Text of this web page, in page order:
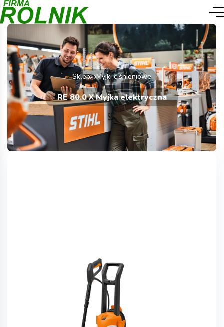
Sklep Myjki ciśnieniowe
RE 80.0 X Myjka elektryczna